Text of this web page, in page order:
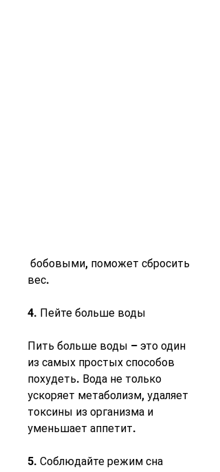
вес.
4. Пейте больше воды
Пить больше воды – это один
из самых простых способов
похудеть. Вода не только
ускоряет метаболизм, удаляет
токсины из организма и
уменьшает аппетит.
5. Соблюдайте режим сна